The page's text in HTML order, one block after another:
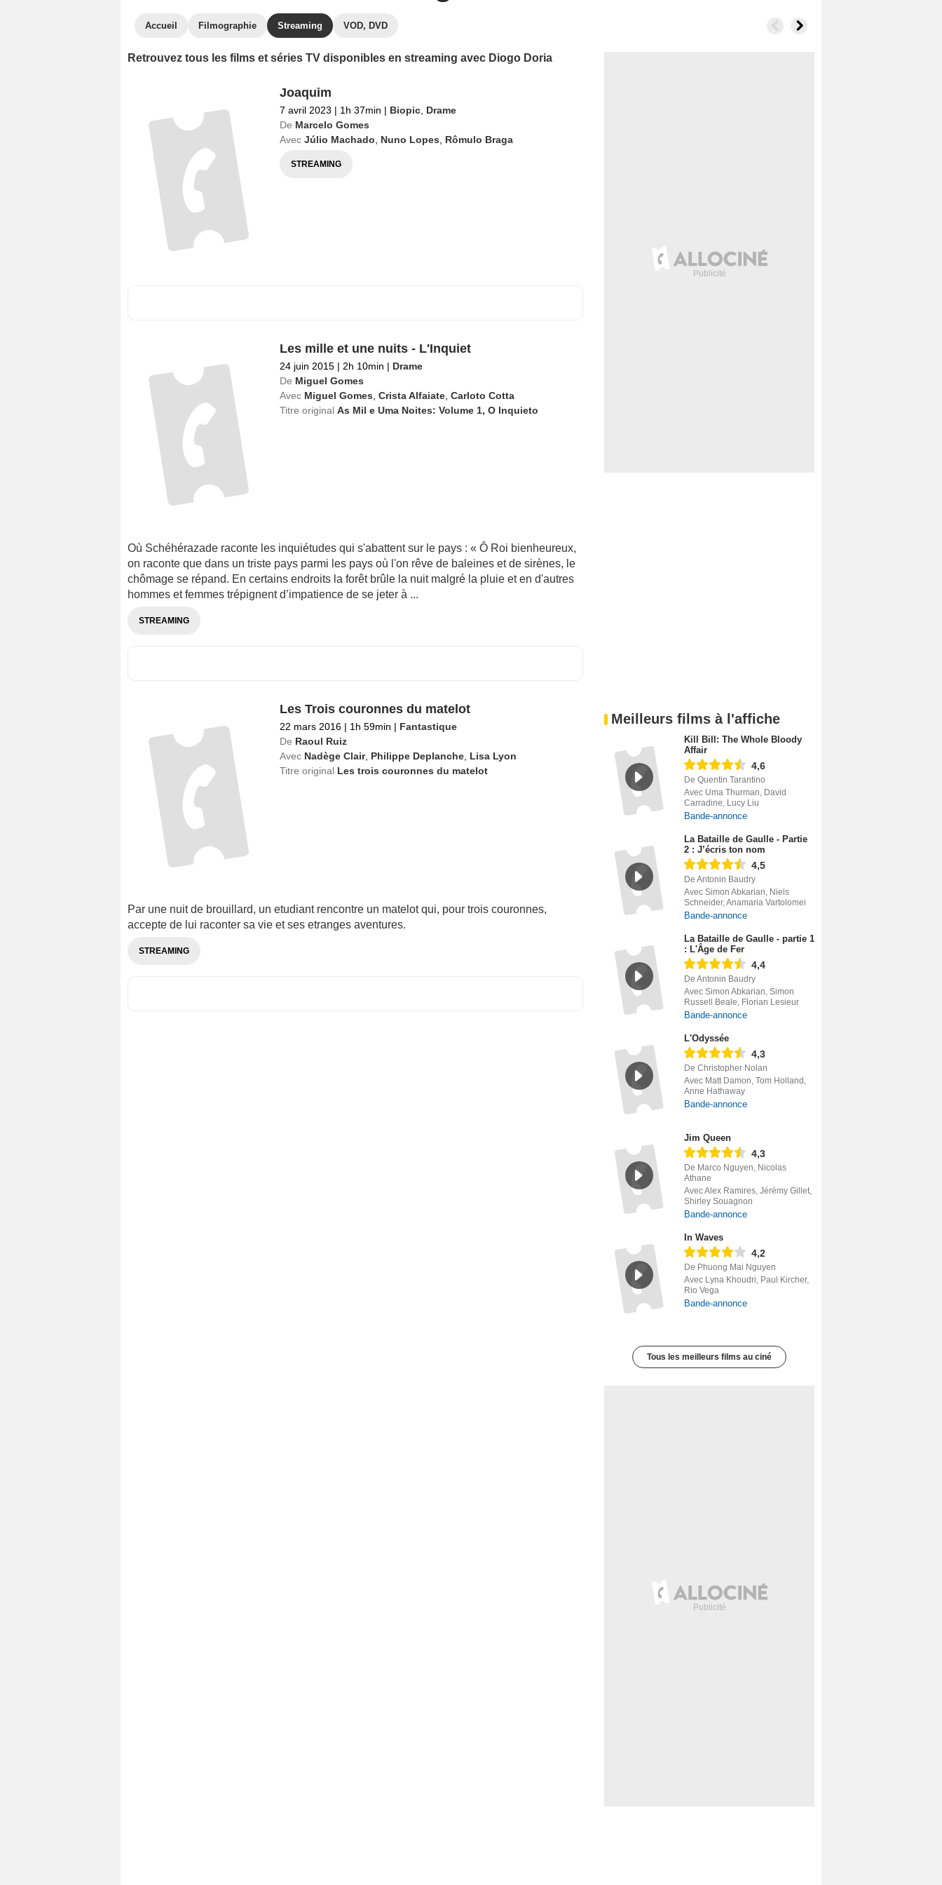
Accueil Filmographie Streaming VOD, DVD
Retrouvez tous les films et séries TV disponibles en streaming avec Diogo Doria
Joaquim
7 avril 2023 | 1h 37min | Biopic, Drame
De Marcelo Gomes
Avec Júlio Machado Nuno Lopes Rômulo Braga
STREAMING
Les mille et une nuits - L'Inquiet
24 juin 2015 | 2h 10min | Drame
De Miguel Gomes
Avec Miguel Gomes Crista Alfaiate, Carloto Cotta
Titre original As Mil e Uma Noites: Volume 1, O Inquieto
Où Schéhérazade raconte les inquiétudes qui s'abattent sur le pays : « Ô Roi bienheureux,
on raconte que dans un triste pays parmi les pays où l'on rêve de baleines et de sirènes, le
chômage se répand. En certains endroits la forêt brûle la nuit malgré la pluie et en d'autres
hommes et femmes trépignent d’impatience de se jeter à ...
STREAMING
Les Trois couronnes du matelot
22 mars 2016 | 1h 59min | Fantastique
De Raoul Ruiz
Avec Nadège Clair, Philippe Deplanche, Lisa Lyon
Titre original Les trois couronnes du matelot
Par une nuit de brouillard, un etudiant rencontre un matelot qui, pour trois couronnes,
accepte de lui raconter sa vie et ses etranges aventures.
STREAMING
Meilleurs films à l'affiche
Kill Bill: The Whole Bloody
Affair
4,6
De Quentin Tarantino
Avec Uma Thurman, David
Carradine, Lucy Liu
Bande-annonce
La Bataille de Gaulle - Partie
2 : J’écris ton nom
4,5
De Antonin Baudry
Avec Simon Abkarian, Niels
Schneider, Anamaria Vartolomei
Bande-annonce
La Bataille de Gaulle - partie 1
: L'Âge de Fer
4,4
De Antonin Baudry
Avec Simon Abkarian, Simon
Russell Beale, Florian Lesieur
Bande-annonce
L'Odyssée
4,3
De Christopher Nolan
Avec Matt Damon, Tom Holland,
Anne Hathaway
Bande-annonce
Jim Queen
4,3
De Marco Nguyen, Nicolas
Athane
Avec Alex Ramires, Jérémy Gillet,
Shirley Souagnon
Bande-annonce
In Waves
4,2
De Phuong Mai Nguyen
Avec Lyna Khoudri, Paul Kircher,
Rio Vega
Bande-annonce
Tous les meilleurs films au ciné